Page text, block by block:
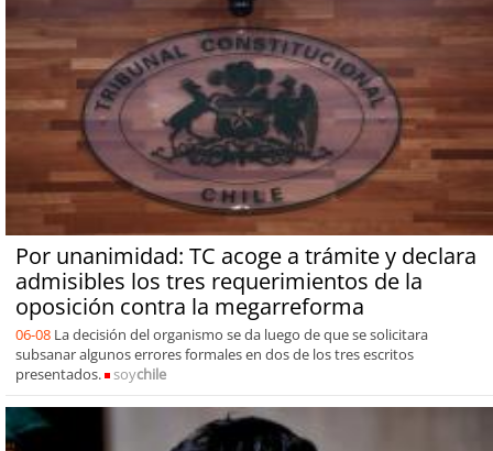
Por unanimidad: TC acoge a trámite y declara
admisibles los tres requerimientos de la
oposición contra la megarreforma
06-08 La decisión del organismo se da luego de que se solicitara
subsanar algunos errores formales en dos de los tres escritos
presentados.
soychile